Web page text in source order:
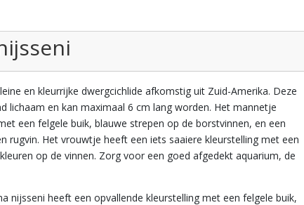
en kleurrijke dwergcichlide afkomstig uit Zuid-Amerika. Deze
lichaam en kan maximaal 6 cm lang worden. Het mannetje
een felgele buik, blauwe strepen op de borstvinnen, en een
rugvin. Het vrouwtje heeft een iets saaiere kleurstelling met een
op de vinnen. Zorg voor een goed afgedekt aquarium, de
nijsseni heeft een opvallende kleurstelling met een felgele buik,